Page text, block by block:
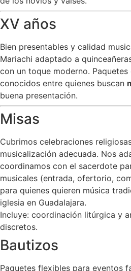
XV años
Bien presentables y calidad
Mariachi adaptado a
con un toque moderno.
conocidos entre quienes buscan
buena presentación.
Misas
Cubrimos celebraciones
musicalización adecuada. Nos
coordinamos con el sacerdote
musicales (entrada, ofertorio,
para quienes quieren música
iglesia en Guadalajara.
Incluye: coordinación litúrgica y
discretos.
Bautizos
Paquetes flexibles para eventos